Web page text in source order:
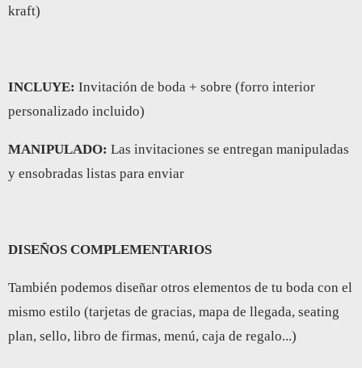
kraft)
INCLUYE: Invitación de boda + sobre (forro interior
personalizado incluido)
MANIPULADO: Las invitaciones se entregan manipuladas
y ensobradas listas para enviar
DISEÑOS COMPLEMENTARIOS
También podemos diseñar otros elementos de tu boda con el
mismo estilo (tarjetas de gracias, mapa de llegada, seating
plan, sello, libro de firmas, menú, caja de regalo...)